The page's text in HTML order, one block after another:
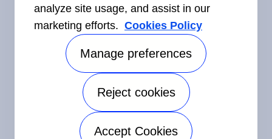
Restez en contact avec nous
©2026 Carrier. Tous droits réservés. Accessibilité
Avis sur la confidentialité Conditions d'utilisation
analyze site usage, and assist in our
marketing efforts. Cookies Policy
Manage preferences
Reject cookies
Accept Cookies